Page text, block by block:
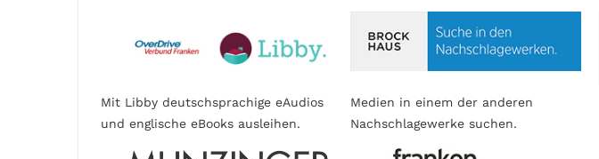
Mit Libby deutschsprachige eAudios
und englische eBooks ausleihen.
Medien in einem der anderen
Nachschlagewerke suchen.